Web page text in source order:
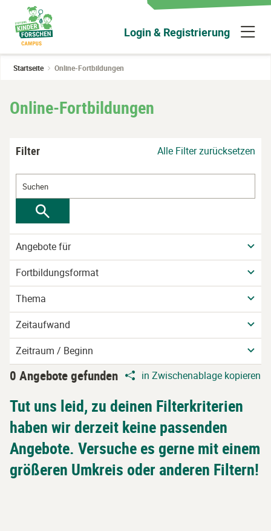
Hauptinhalt
wechseln
Login & Registrierung
Startseite Online-Fortbildungen
Online-Fortbildungen
Filter Alle Filter zurücksetzen
Angebote für
Fortbildungsformat
Thema
Zeitaufwand
Zeitraum / Beginn
0 Angebote gefunden in Zwischenablage kopieren
Tut uns leid, zu deinen Filterkriterien
haben wir derzeit keine passenden
Angebote. Versuche es gerne mit einem
größeren Umkreis oder anderen Filtern!